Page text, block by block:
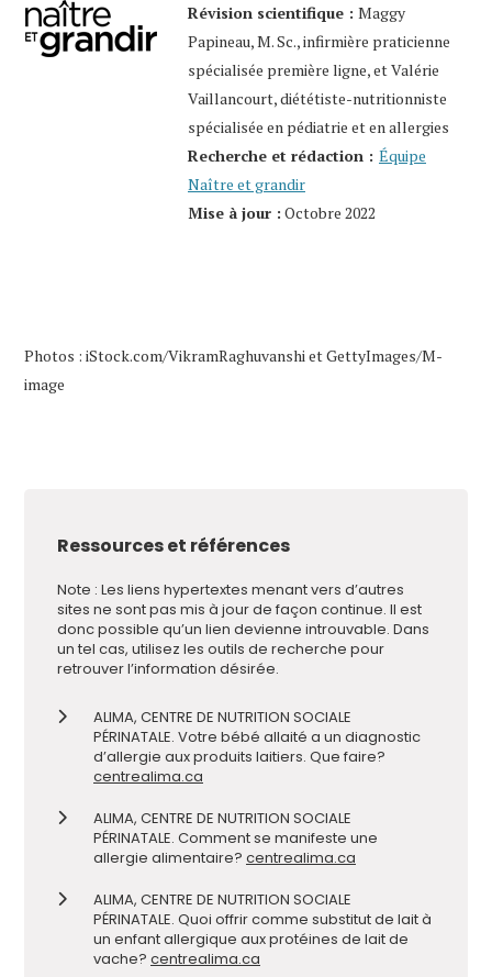
Révision scientifique : Maggy
Papineau, M. Sc., infirmière praticienne
spécialisée première ligne, et Valérie
Vaillancourt, diététiste-nutritionniste
spécialisée en pédiatrie et en allergies
Recherche et rédaction : Équipe
Naître et grandir
Mise à jour : Octobre 2022
Photos : iStock.com/VikramRaghuvanshi et GettyImages/M-
image
Ressources et références
Note : Les liens hypertextes menant vers d’autres
sites ne sont pas mis à jour de façon continue. Il est
donc possible qu’un lien devienne introuvable. Dans
un tel cas, utilisez les outils de recherche pour
retrouver l’information désirée.
ALIMA, CENTRE DE NUTRITION SOCIALE
PÉRINATALE. Votre bébé allaité a un diagnostic
d’allergie aux produits laitiers. Que faire?
centrealima.ca
ALIMA, CENTRE DE NUTRITION SOCIALE
PÉRINATALE. Comment se manifeste une
allergie alimentaire? centrealima.ca
ALIMA, CENTRE DE NUTRITION SOCIALE
PÉRINATALE. Quoi offrir comme substitut de lait à
un enfant allergique aux protéines de lait de
vache? centrealima.ca